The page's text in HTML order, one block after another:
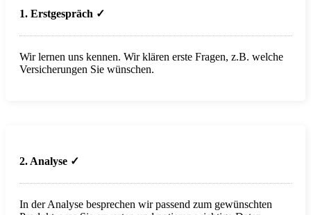
1. Erstgespräch ✓
Wir lernen uns kennen. Wir klären erste Fragen, z.B. welche
Versicherungen Sie wünschen.
2. Analyse ✓
In der Analyse besprechen wir passend zum gewünschten